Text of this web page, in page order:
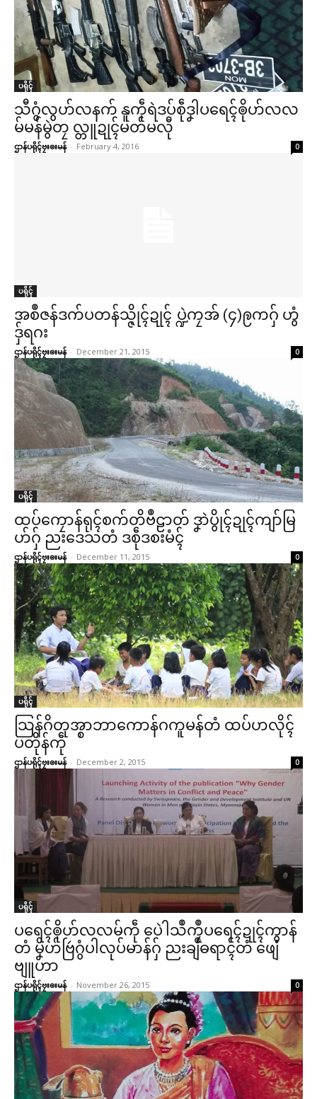
ဌာန်ပရိုၚ်ဗၠးၜးမန်
ပရိုၚ်လက္ကရဴအိုတ်
ဗွဳဒဳယဵု
ကေတ်အဆက်
© ဌာန်ပရိုၚ်ဗၠးၜးမန်
ပရိုၚ်
သီဂွံလွဟ်လနက် နူကဵုရဲဒပ်စဵုဒၞါပရေၚ်ၜိုဟ်လလ
မ်မန်မွဲတၠ လ္တူဍုၚ်မတ်မလီု
ဌာန်ပရိုၚ်ဗၠးၜးမန် - February 4, 2016 0
ပရိုၚ်
အစဳဇန်ဒက်ပတန်သ္ဇိုၚ်ဍုၚ် ပ္ဍဲကၠအ် (၄)ဨကဂှ် ဟွံ
ဒှ်ရဂး
ဌာန်ပရိုၚ်ဗၠးၜးမန် - December 21, 2015 0
ပရိုၚ်
ထပ်ကၠောန်ရုၚ်စက်တိဗဳဠာတ် ဒၞာဲပွိုၚ်ဍုၚ်ကျာ်မြ
ဟ်ဂှ် ညးဒေသတံ ဒစဵုဒစးမံၚ်
ဌာန်ပရိုၚ်ဗၠးၜးမန် - December 11, 2015 0
ပရိုၚ်
သြန်ဂိတုအ္စာဘာကောန်ဂကူမန်တံ ထပ်ဟလိုၚ်
ပတိုန်ကဵု
ဌာန်ပရိုၚ်ဗၠးၜးမန် - December 2, 2015 0
ပရိုၚ်
ပရေၚ်ၜိုဟ်လလမ်ကဵု ပေဲါသဳကၠဳပရေၚ်ဍုၚ်ကွာန်
တံ မၞိဟ်ဗြဴဂွံပါလုပ်မာန်ဂှ် ညးချဳဓရာၚ်တံ ဖျေံ
ဗျူဟာ
ဌာန်ပရိုၚ်ဗၠးၜးမန် - November 26, 2015 0